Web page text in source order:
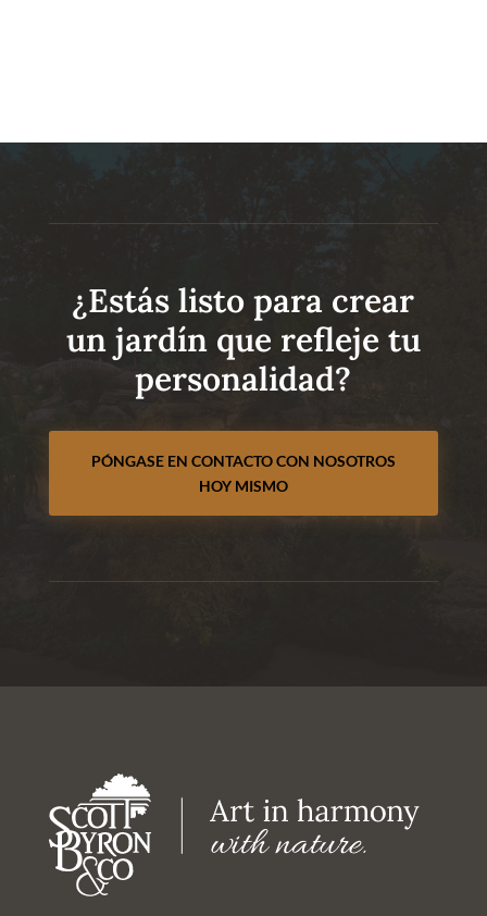
¿Estás listo para crear
un jardín que refleje tu
personalidad?
PÓNGASE EN CONTACTO CON NOSOTROS
HOY MISMO